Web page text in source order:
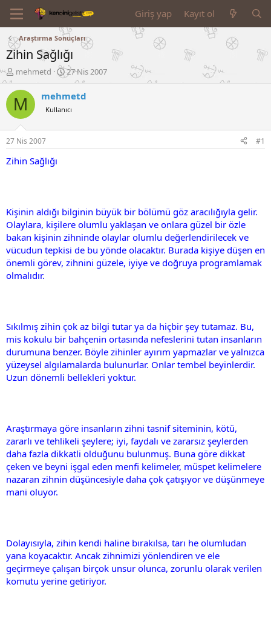
Giriş yap Kayıt ol
Araştırma Sonuçları
Zihin Sağlığı
K
n
u
u
B
a
ş
n
mehmetd
B
ş
a
ı
h
i
27 Nis 2007
M mehmetd
Kullanıcı
27 Nis 2007 #1
Zihin Sağlığı
Kişinin aldığı bilginin büyük bir bölümü göz aracılığıyla gelir.
Olaylara, kişilere olumlu yaklaşan ve onlara güzel bir özle
bakan kişinin zihninde olaylar olumlu değerlendirilecek ve
vücudun tepkisi de bu yönde olacaktır. Burada kişiye düşen en
önemli görev, zihnini güzele, iyiye ve doğruya programlamak
olmalıdır.
Sıkılmış zihin çok az bilgi tutar ya da hiçbir şey tutamaz. Bu,
mis kokulu bir bahçenin ortasında nefeslerini tutan insanların
durumuna benzer. Böyle zihinler ayırım yapmazlar ve yalnızca
yüzeysel algılamalarda bulunurlar. Onlar tembel beyinlerdir.
Uzun dönemli bellekleri yoktur.
Araştırmaya göre insanların zihni tasnif siteminin, kötü,
zararlı ve tehlikeli şeylere; iyi, faydalı ve zararsız şeylerden
daha fazla dikkatli olduğunu bulunmuş. Buna göre dikkat
çeken ve beyni işgal eden menfi kelimeler, müspet kelimelere
nazaran zihnin düşüncesiyle daha çok çatışıyor ve düşünmeye
mani oluyor.
Dolayısıyla, zihin kendi haline bırakılsa, tarı he olumludan
yana koyacaktır. Ancak zihnimizi yönlendiren ve ele
geçirmeye çalışan birçok unsur olunca, zorunlu olarak verilen
komutu yerine getiriyor.